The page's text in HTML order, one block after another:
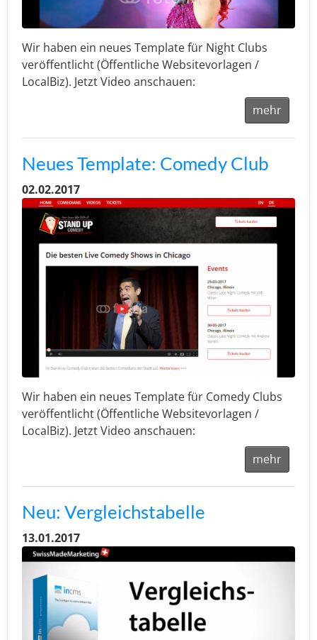
Wir haben ein neues Template für Night Clubs
veröffentlicht (Öffentliche Websitevorlagen /
LocalBiz). Jetzt Video anschauen:
mehr
Neues Template: Comedy Club
02.02.2017
Wir haben ein neues Template für Comedy Clubs
veröffentlicht (Öffentliche Websitevorlagen /
LocalBiz). Jetzt Video anschauen:
mehr
Neu: Vergleichstabelle
13.01.2017